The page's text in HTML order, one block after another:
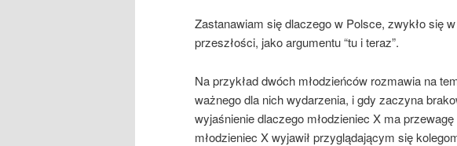
Zastanawiam się dlaczego w Polsce, zwykło się
przeszłości, jako argumentu “tu i teraz”.
Na przykład dwóch młodzieńców rozmawia na
ważnego dla nich wydarzenia, i gdy zaczyna
wyjaśnienie dlaczego młodzieniec X ma
młodzieniec X wyjawił przyglądającym się